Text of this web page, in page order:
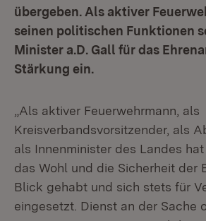
übergeben. Als aktiver
seinen politischen Funktionen
Minister a.D. Gall für das
Stärkung ein.
„Als aktiver Feuerwehrmann, als
Kreisverbandsvorsitzender, als
als Innenminister des Landes
das Wohl und die Sicherheit der
Blick gehabt und sich stets für
eingesetzt. Dienst an der Sache